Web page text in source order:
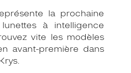
la prochaine
à intelligence
vite les modèles
avant-première dans